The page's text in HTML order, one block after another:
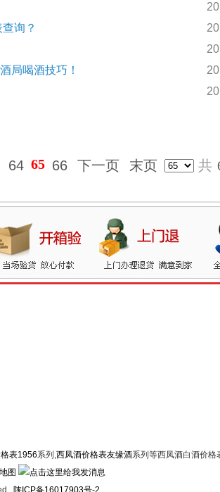
询？
局喝酒技巧！
64 65 66 下一页 末页 共
表1956系列,西凤酒价格表友缘酒系列等西凤酒白酒价格
图
. 陕ICP备16017903号-2